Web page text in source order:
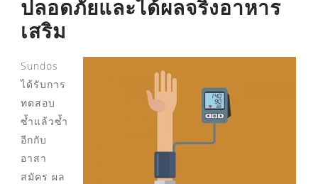
ปลอดภัยและได้ผลจริงอาหาร
เสริม
Sundos
ได้รับการ
ทดสอบ
ซ้ำแล้วซ้ำ
อีกกับ
อาสา
สมัคร ผล